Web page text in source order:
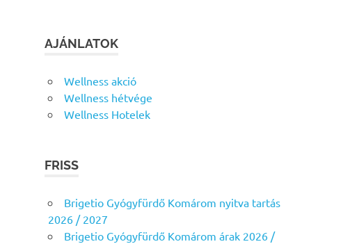
AJÁNLATOK
Wellness akció
Wellness hétvége
Wellness Hotelek
FRISS
Brigetio Gyógyfürdő Komárom nyitva tartás
2026 / 2027
Brigetio Gyógyfürdő Komárom árak 2026 /